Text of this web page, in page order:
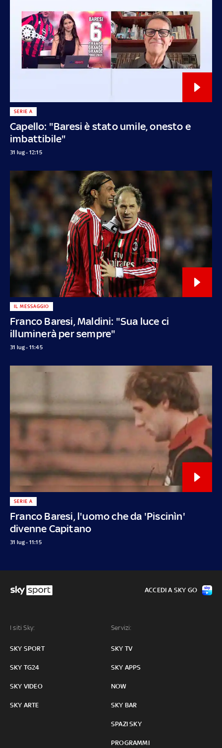
Capello: "Baresi è stato umile, onesto e
imbattibile"
SERIE A
31 lug - 12:15
Franco Baresi, Maldini: "Sua luce ci
illuminerà per sempre"
IL MESSAGGIO
31 lug - 11:45
Franco Baresi, l'uomo che da 'Piscinìn'
divenne Capitano
SERIE A
31 lug - 11:15
I siti Sky:
SKY SPORT
SKY TG24
SKY VIDEO
SKY ARTE
Servizi:
SKY TV
SKY APPS
NOW
SKY BAR
SPAZI SKY
PROGRAMMI
ACCEDI A SKY GO